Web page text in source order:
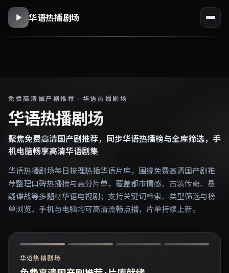
华语热播剧场
免费高清国产剧推荐 · 华语热播剧场
华语热播剧场
聚焦免费高清国产剧推荐，同步华语热播榜与全库筛选，手
机电脑畅享高清华语剧集
华语热播剧场每日梳理热播华语片库，围绕免费高清国产剧推
荐整理口碑热播榜与高分片单，覆盖都市情感、古装传奇、悬
疑谍战等多题材华语电视剧；支持关键词检索、类型筛选与榜
单浏览，手机与电脑均可高清流畅点播，片单持续上新。
华语热播剧场